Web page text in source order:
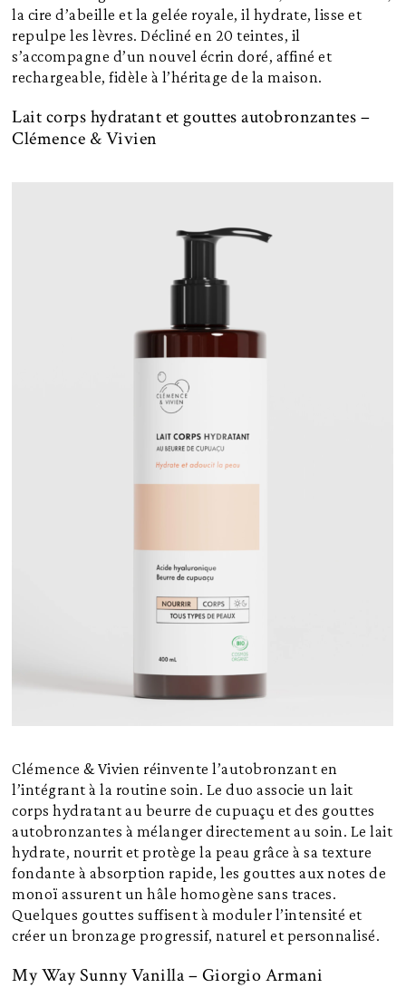
la cire d’abeille et la gelée royale, il hydrate, lisse et
repulpe les lèvres. Décliné en 20 teintes, il
s’accompagne d’un nouvel écrin doré, affiné et
rechargeable, fidèle à l’héritage de la maison.
Lait corps hydratant et gouttes autobronzantes –
Clémence & Vivien
Clémence & Vivien réinvente l’autobronzant en
l’intégrant à la routine soin. Le duo associe un lait
corps hydratant au beurre de cupuaçu et des gouttes
autobronzantes à mélanger directement au soin. Le lait
hydrate, nourrit et protège la peau grâce à sa texture
fondante à absorption rapide, les gouttes aux notes de
monoï assurent un hâle homogène sans traces.
Quelques gouttes suffisent à moduler l’intensité et
créer un bronzage progressif, naturel et personnalisé.
My Way Sunny Vanilla – Giorgio Armani